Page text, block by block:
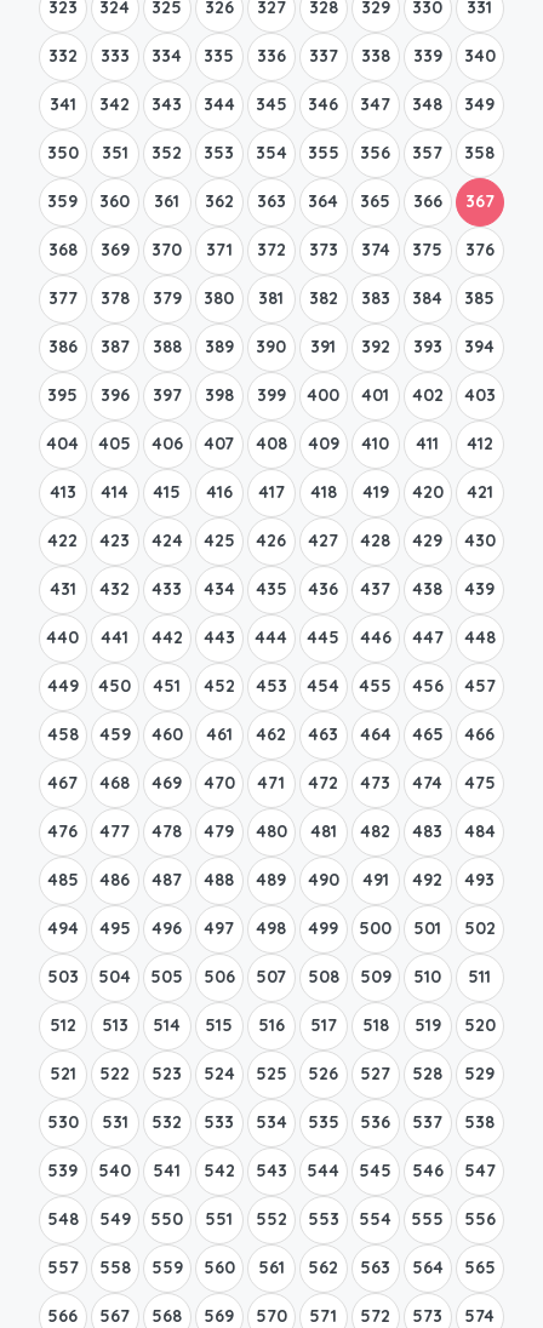
323 324 325 326 327 328 329 330 331
332 333 334 335 336 337 338 339 340
341 342 343 344 345 346 347 348 349
350 351 352 353 354 355 356 357 358
359 360 361 362 363 364 365 366 367
368 369 370 371 372 373 374 375 376
377 378 379 380 381 382 383 384 385
386 387 388 389 390 391 392 393 394
395 396 397 398 399 400 401 402 403
404 405 406 407 408 409 410 411 412
413 414 415 416 417 418 419 420 421
422 423 424 425 426 427 428 429 430
431 432 433 434 435 436 437 438 439
440 441 442 443 444 445 446 447 448
449 450 451 452 453 454 455 456 457
458 459 460 461 462 463 464 465 466
467 468 469 470 471 472 473 474 475
476 477 478 479 480 481 482 483 484
485 486 487 488 489 490 491 492 493
494 495 496 497 498 499 500 501 502
503 504 505 506 507 508 509 510 511
512 513 514 515 516 517 518 519 520
521 522 523 524 525 526 527 528 529
530 531 532 533 534 535 536 537 538
539 540 541 542 543 544 545 546 547
548 549 550 551 552 553 554 555 556
557 558 559 560 561 562 563 564 565
566 567 568 569 570 571 572 573 574